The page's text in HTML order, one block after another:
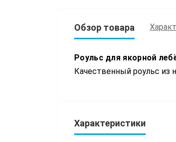
Обзор товара
Роульс для якорной
Качественный роульс
Характеристики